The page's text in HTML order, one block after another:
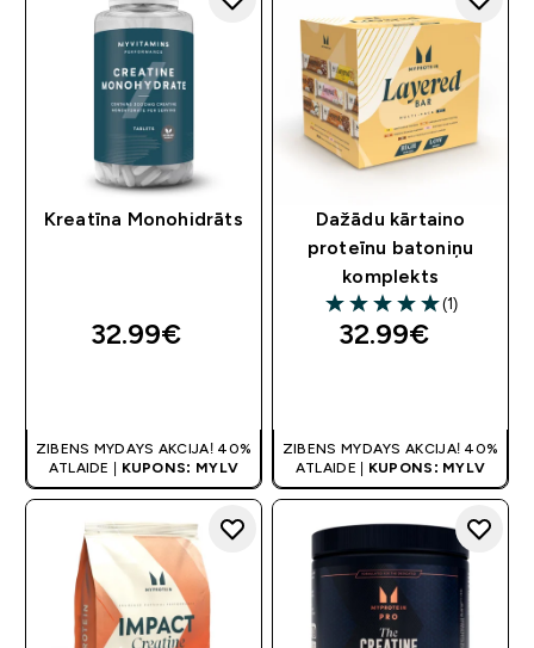
Kreatīna Monohidrāts
32.99€‎
ZIBENS MYDAYS AKCIJA! 40%
ATLAIDE |
KUPONS: MYLV
Dažādu kārtaino
proteīnu batoniņu
komplekts
5 out of 5 stars
(1)
32.99€‎
ZIBENS MYDAYS AKCIJA! 40%
ATLAIDE | KUPONS: MYLV